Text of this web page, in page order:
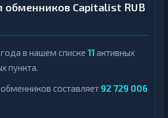
обменников Capitalist RUB
года в нашем списке 11 активных
пункта.
составляет 92 729 006